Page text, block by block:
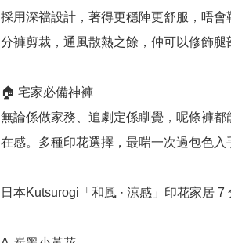
採用深襠設計，著得更穩陣更舒服，唔會
分褲剪裁，通風散熱之餘，仲可以修飾腿
🏠 宅家必備神褲
無論係做家務、追劇定係瞓覺，呢條褲都
在感。多種印花選擇，最啱一次過包色入
日本Kutsurogi「和風 · 涼感」印花家居 7